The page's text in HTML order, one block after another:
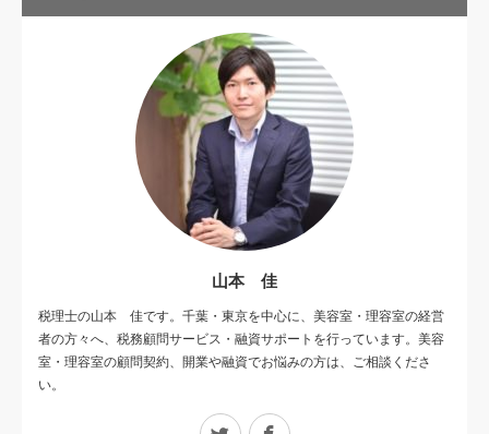
山本 佳
税理士の山本 佳です。千葉・東京を中心に、美容室・理容室の経営
者の方々へ、税務顧問サービス・融資サポートを行っています。美容
室・理容室の顧問契約、開業や融資でお悩みの方は、ご相談くださ
い。
Twitter Facebook